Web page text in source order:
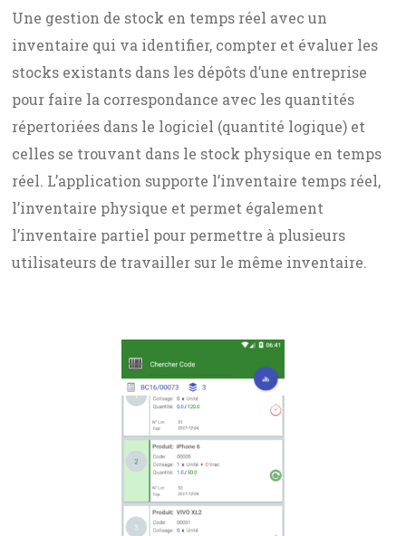
Une gestion de stock en temps réel avec un
inventaire qui va identifier, compter et évaluer les
stocks existants dans les dépôts d’une entreprise
pour faire la correspondance avec les quantités
répertoriées dans le logiciel (quantité logique) et
celles se trouvant dans le stock physique en temps
réel. L’application supporte l’inventaire temps réel,
l’inventaire physique et permet également
l’inventaire partiel pour permettre à plusieurs
utilisateurs de travailler sur le même inventaire.